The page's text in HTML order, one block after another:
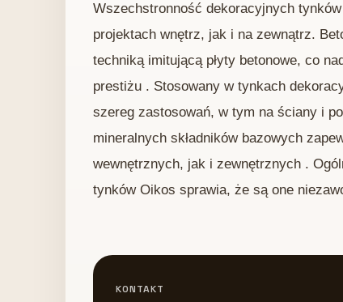
Wszechstronność dekoracyjnych
projektach wnętrz, jak i na zewnątrz.
techniką imitującą płyty betonowe, co
prestiżu . Stosowany w tynkach
szereg zastosowań, w tym na ściany i
mineralnych składników bazowych
wewnętrznych, jak i zewnętrznych .
tynków Oikos sprawia, że ​​są one
KONTAKT